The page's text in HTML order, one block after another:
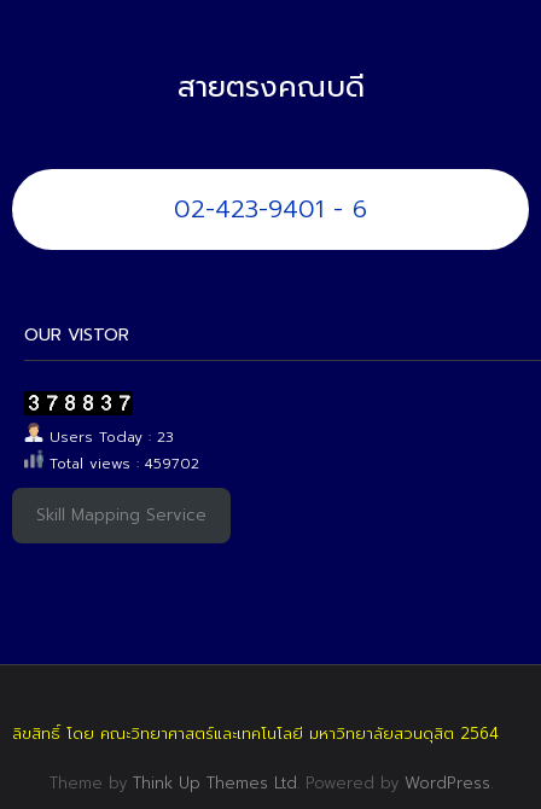
สายตรงคณบดี
02-423-9401 - 6
OUR VISTOR
Users Today : 23
Total views : 459702
Skill Mapping Service
ลิขสิทธิ์ โดย คณะวิทยาศาสตร์และเทคโนโลยี มหาวิทยาลัยสวนดุสิต 2564
Theme by Think Up Themes Ltd. Powered by WordPress.